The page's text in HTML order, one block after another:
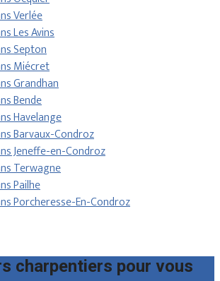
Verlée
Les Avins
Septon
Miécret
Grandhan
Bende
Havelange
Barvaux-Condroz
Jeneffe-en-Condroz
Terwagne
Pailhe
Porcheresse-En-Condroz
charpentiers pour vous